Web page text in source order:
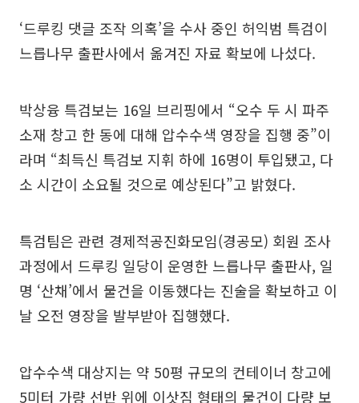
‘드루킹 댓글 조작 의혹’을 수사 중인 허익범 특검이
느릅나무 출판사에서 옮겨진 자료 확보에 나섰다.
박상융 특검보는 16일 브리핑에서 “오수 두 시 파주
소재 창고 한 동에 대해 압수수색 영장을 집행 중”이
라며 “최득신 특검보 지휘 하에 16명이 투입됐고, 다
소 시간이 소요될 것으로 예상된다”고 밝혔다.
특검팀은 관련 경제적공진화모임(경공모) 회원 조사
과정에서 드루킹 일당이 운영한 느릅나무 출판사, 일
명 ‘산채’에서 물건을 이동했다는 진술을 확보하고 이
날 오전 영장을 발부받아 집행했다.
압수수색 대상지는 약 50평 규모의 컨테이너 창고에
5미터 가량 선반 위에 이삿짐 형태의 물건이 다량 보